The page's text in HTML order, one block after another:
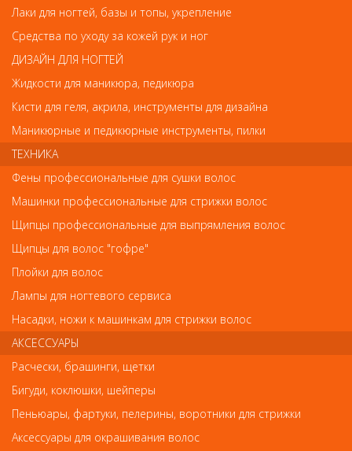
Код
Обратите внимание
Внешний вид товара «PT-498-BL Metzger Пинцет скошенный»
может отличаться от фотографий на сайте. Несовпадение
внешнего вида и комплектности реального товара с
фотографиями и описанием на сайте не является показателем
ненадлежащего качества товара.
Так же советуем посмотреть
Лаки для ногтей, базы и топы, укрепление
Средства по уходу за кожей рук и ног
ДИЗАЙН ДЛЯ НОГТЕЙ
Жидкости для маникюра, педикюра
Кисти для геля, акрила, инструменты для дизайна
Маникюрные и педикюрные инструменты, пилки
ТЕХНИКА
Фены профессиональные для сушки волос
Машинки профессиональные для стрижки волос
Щипцы профессиональные для выпрямления волос
Щипцы для волос "гофре"
Плойки для волос
Лампы для ногтевого сервиса
Насадки, ножи к машинкам для стрижки волос
АКСЕССУАРЫ
Расчески, брашинги, щетки
Бигуди, коклюшки, шейперы
Пеньюары, фартуки, пелерины, воротники для стрижки
Аксессуары для окрашивания волос